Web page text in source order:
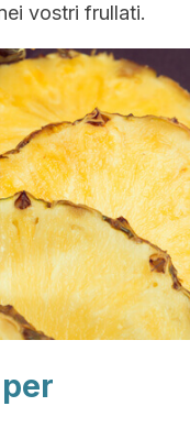
vostri frullati.